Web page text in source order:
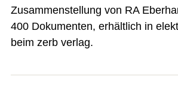
Zusammenstellung von RA
400 Dokumenten, erhältlich in
beim zerb verlag.